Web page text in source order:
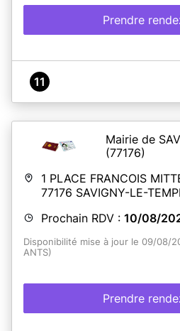
Prendre
11
Mairie de
(77176)
1 PLACE FRANCOIS
77176 SAVIGNY-LE-
Prochain RDV : 10/08/
Disponibilité mise à jour le 09/08/
ANTS)
Prendre